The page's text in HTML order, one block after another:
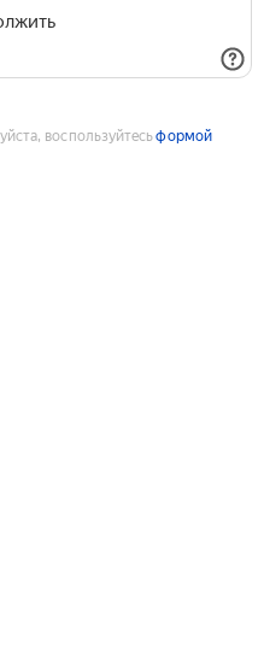
воспользуйтесьформой